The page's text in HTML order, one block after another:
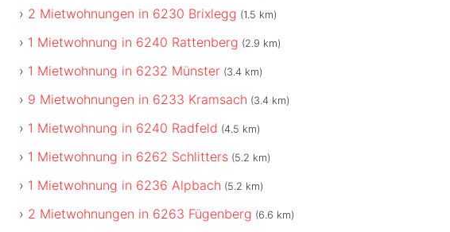
2 Mietwohnungen in 6230 Brixlegg (1.5 km)
1 Mietwohnung in 6240 Rattenberg (2.9 km)
1 Mietwohnung in 6232 Münster (3.4 km)
9 Mietwohnungen in 6233 Kramsach (3.4 km)
1 Mietwohnung in 6240 Radfeld (4.5 km)
1 Mietwohnung in 6262 Schlitters (5.2 km)
1 Mietwohnung in 6236 Alpbach (5.2 km)
2 Mietwohnungen in 6263 Fügenberg (6.6 km)